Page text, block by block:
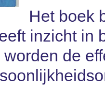
Het boek
inzicht in
worden de